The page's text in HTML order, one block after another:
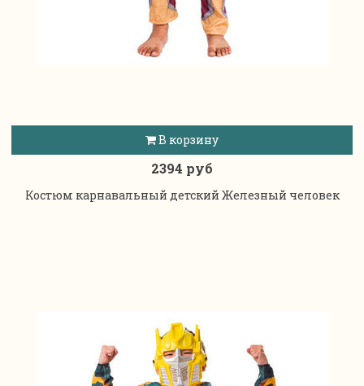
В корзину
2394 руб
Костюм карнавальный детский Железный человек